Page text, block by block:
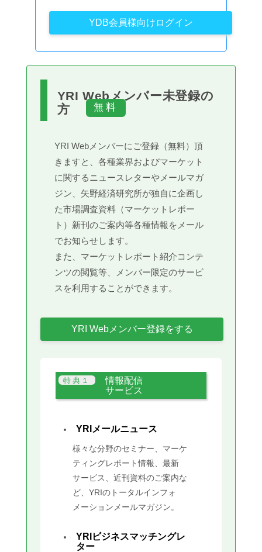
YDB会員様向けログイン
YRI Webメンバー未登録の
方
YRI Webメンバーにご登録（無料）頂
きますと、各種業界およびマーケット
に関するニュースレターやメールマガ
ジン、矢野経済研究所が独自に企画し
た市場調査資料（マーケットレポー
ト）新刊のご案内等各種情報をメール
でお知らせします。
また、マーケットレポート紹介コンテ
ンツの閲覧等、メンバー限定のサービ
スを利用することができます。
YRI Webメンバー登録をする
情報配信
サービス
YRIメールニュース
様々な分野のセミナー、マーケ
ティングレポート情報、最新
サービス、近刊資料のご案内な
ど、YRIのトータルインフォ
メーションメールマガジン。
YRIビジネスマッチングレ
ター